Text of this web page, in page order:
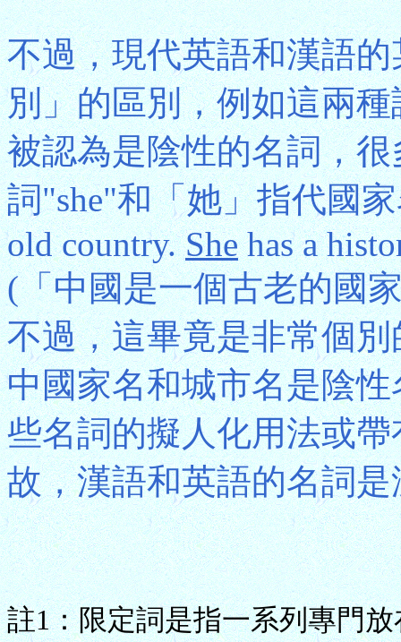
不過，現代英語和漢語
別」的區別，例如這兩
被認為是陰性的名詞，
詞"she"和「她」指代國
old country.Shehas a
(「中國是一個古老的國
不過，這畢竟是非常個
中國家名和城市名是陰
些名詞的擬人化用法或
故，漢語和英語的名詞
註1：限定詞是指一系列專門